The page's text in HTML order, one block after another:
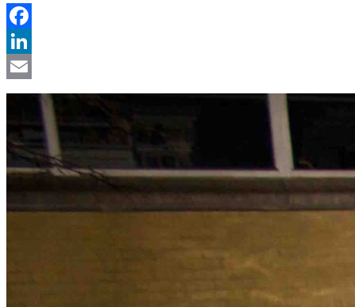
Facebook
LinkedIn
Email